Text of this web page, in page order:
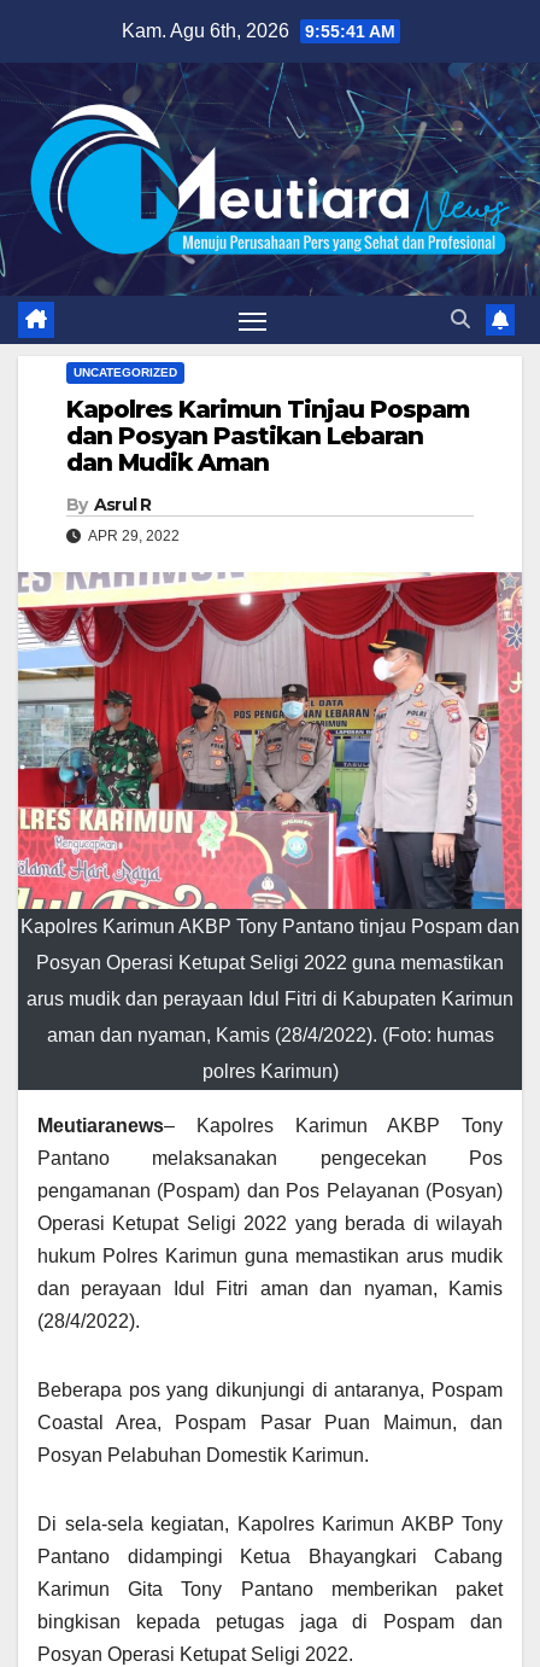
content
Kam. Agu 6th, 2026 9:55:42 AM
UNCATEGORIZED
Kapolres Karimun Tinjau Pospam
dan Posyan Pastikan Lebaran
dan Mudik Aman
By Asrul R
APR 29, 2022
Kapolres Karimun AKBP Tony Pantano tinjau Pospam dan
Posyan Operasi Ketupat Seligi 2022 guna memastikan
arus mudik dan perayaan Idul Fitri di Kabupaten Karimun
aman dan nyaman, Kamis (28/4/2022). (Foto: humas
polres Karimun)
Meutiaranews– Kapolres Karimun AKBP Tony
Pantano melaksanakan pengecekan Pos
pengamanan (Pospam) dan Pos Pelayanan (Posyan)
Operasi Ketupat Seligi 2022 yang berada di wilayah
hukum Polres Karimun guna memastikan arus mudik
dan perayaan Idul Fitri aman dan nyaman, Kamis
(28/4/2022).
Beberapa pos yang dikunjungi di antaranya, Pospam
Coastal Area, Pospam Pasar Puan Maimun, dan
Posyan Pelabuhan Domestik Karimun.
Di sela-sela kegiatan, Kapolres Karimun AKBP Tony
Pantano didampingi Ketua Bhayangkari Cabang
Karimun Gita Tony Pantano memberikan paket
bingkisan kepada petugas jaga di Pospam dan
Posyan Operasi Ketupat Seligi 2022.